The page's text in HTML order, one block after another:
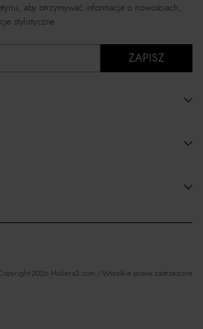
aby otrzymywać informacje o nowościach,
stylistyczne.
ZAPISZ
2026 Moliera2.com / Wszelkie prawa zastrzeżone